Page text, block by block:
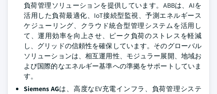
負荷管理ソリューションを提供しています。ABBは、AIを
活用した負荷最適化、IoT接続型監視、予測エネルギース
ケジューリング、クラウド統合型管理システムを活用し
て、運用効率を向上させ、ピーク負荷のストレスを軽減
し、グリッドの信頼性を確保しています。そのグローバル
ソリューションは、相互運用性、モジュラー展開、地域お
よび国際的なエネルギー基準への準拠をサポートしていま
す。
Siemens AGは、高度なEV充電インフラ、負荷管理システ